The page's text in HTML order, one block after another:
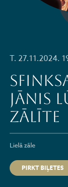
T. 27.11.2024.
Jānis
Zālīte
Lielā zāle
PIRKT BIĻETES